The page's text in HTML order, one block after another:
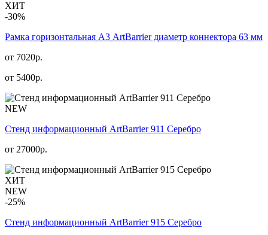
ХИТ
-30%
Рамка горизонтальная А3 ArtBarrier диаметр коннектора 63 мм
от 7020р.
от 5400р.
NEW
Стенд информационный АrtBarrier 911 Серебро
от 27000р.
ХИТ
NEW
-25%
Стенд информационный АrtBarrier 915 Серебро